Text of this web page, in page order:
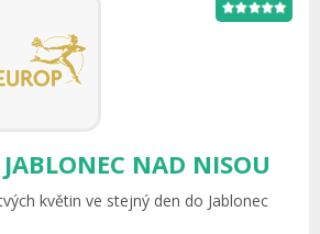
NAD NISOU
květin ve stejný den do Jablonec